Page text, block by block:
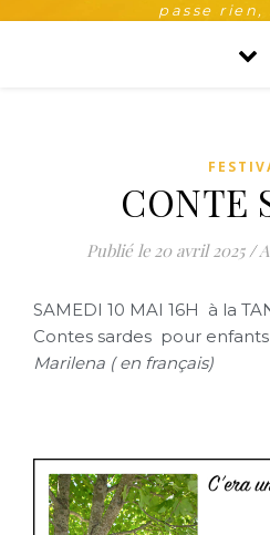
passe rien,
quelque
CONTE
20 avril 2025 /
SAMEDI 10 MAI 16H à la
Contes sardes pour enfants
Marilena ( en français)